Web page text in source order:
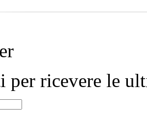
per ricevere le